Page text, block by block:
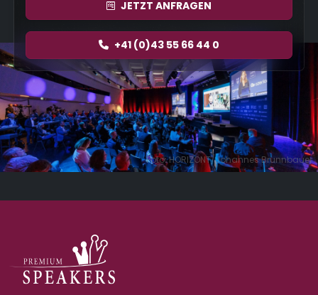
Foto: HORIZONT/Johannes Brunnbauer
JETZT ANFRAGEN
+41 (0)43 55 66 44 0